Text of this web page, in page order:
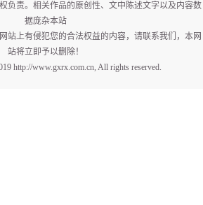
负责。相关作品的原创性、文中陈述文字以及内容数
据庞杂本站
站上有侵犯您的合法权益的内容，请联系我们，本网
站将立即予以删除！
http://www.gxrx.com.cn, All rights reserved.